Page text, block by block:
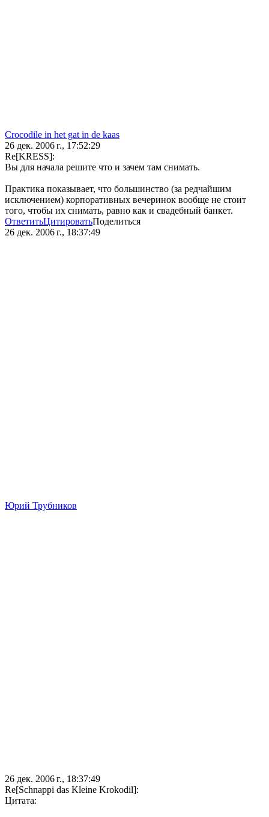
Crocodile in het gat in de kaas
26 дек. 2006 г., 17:52:29
Re[KRESS]:
Вы для начала решите что и зачем там снимать.
Практика показывает, что большинство (за редчайшим
исключением) корпоративных вечеринок вообще не стоит
того, чтобы их снимать, равно как и свадебный банкет.
ОтветитьЦитироватьПоделиться
26 дек. 2006 г., 18:37:49
Юрий Трубников
26 дек. 2006 г., 18:37:49
Re[Schnappi das Kleine Krokodil]:
Цитата: